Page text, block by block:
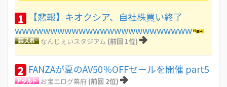
1
【悲報】キオクシア、自社株買い終了
wwwwwwwwwwwwwwwwwwwwwwwww
なんじぇいスタジアム (前回 1位)
2 FANZAが夏のAV50％OFFセールを開催 part5
お宝エログ幕府 (前回 2位)